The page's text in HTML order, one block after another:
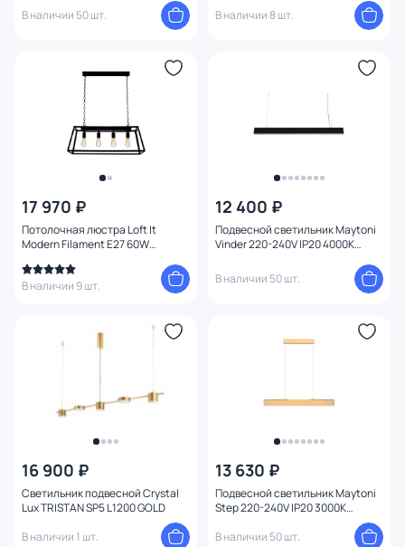
В наличии 50 шт.
В наличии 8 шт.
17 970 ₽
Потолочная люстра Loft It
Modern Filament E27 60W
В наличии 9 шт.
12 400 ₽
Подвесной светильник Maytoni
Vinder 220-240V IP20 4000K
В наличии 50 шт.
16 900 ₽
Светильник подвесной Crystal
Lux TRISTAN SP5 L1200 GOLD
В наличии 1 шт.
13 630 ₽
Подвесной светильник Maytoni
Step 220-240V IP20 3000K
В наличии 50 шт.